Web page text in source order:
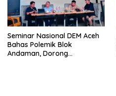
Seminar Nasional DEM Aceh
Bahas Polemik Blok
Andaman, Dorong